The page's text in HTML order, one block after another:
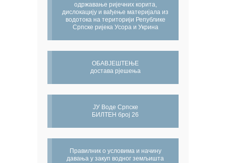
одржавање ријечних корита,
дислокацију и вађење материјала из
водотока на територији Републике
Српске ријека Усора и Укрина
ОБАВЈЕШТЕЊЕ
достава рјешења
ЈУ Воде Српске
БИЛТЕН број 26
Правилник о условима и начину
давања у закуп водног земљишта